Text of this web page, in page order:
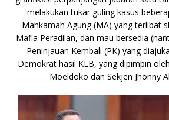
melakukan tukar guling kasus
Mahkamah Agung (MA) yang terlibat
Mafia Peradilan, dan mau bersedia
Peninjauan Kembali (PK) yang
Demokrat hasil KLB, yang dipimpin
Moeldoko dan Sekjen Jhonny